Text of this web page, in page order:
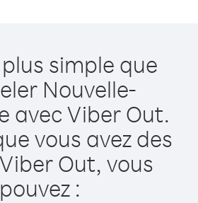
simple que
Nouvelle-
avec Viber Out.
vous avez des
Out, vous
pouvez :